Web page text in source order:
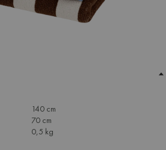
140 cm
70 cm
0,5 kg